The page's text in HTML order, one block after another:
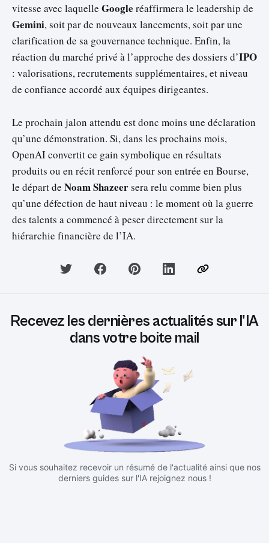
vitesse avec laquelle Google réaffirmera le leadership de
Gemini, soit par de nouveaux lancements, soit par une
clarification de sa gouvernance technique. Enfin, la
réaction du marché privé à l’approche des dossiers d’IPO
: valorisations, recrutements supplémentaires, et niveau
de confiance accordé aux équipes dirigeantes.
Le prochain jalon attendu est donc moins une déclaration
qu’une démonstration. Si, dans les prochains mois,
OpenAI convertit ce gain symbolique en résultats
produits ou en récit renforcé pour son entrée en Bourse,
le départ de Noam Shazeersera relu comme bien plus
qu’une défection de haut niveau : le moment où la guerre
des talents a commencé à peser directement sur la
hiérarchie financière de l’IA.
Recevez les dernières actualités sur l'IA
dans votre boite mail
Si vous souhaitez recevoir un résumé de l'actualité ainsi que nos
derniers guides sur l'IA rejoignez nous !